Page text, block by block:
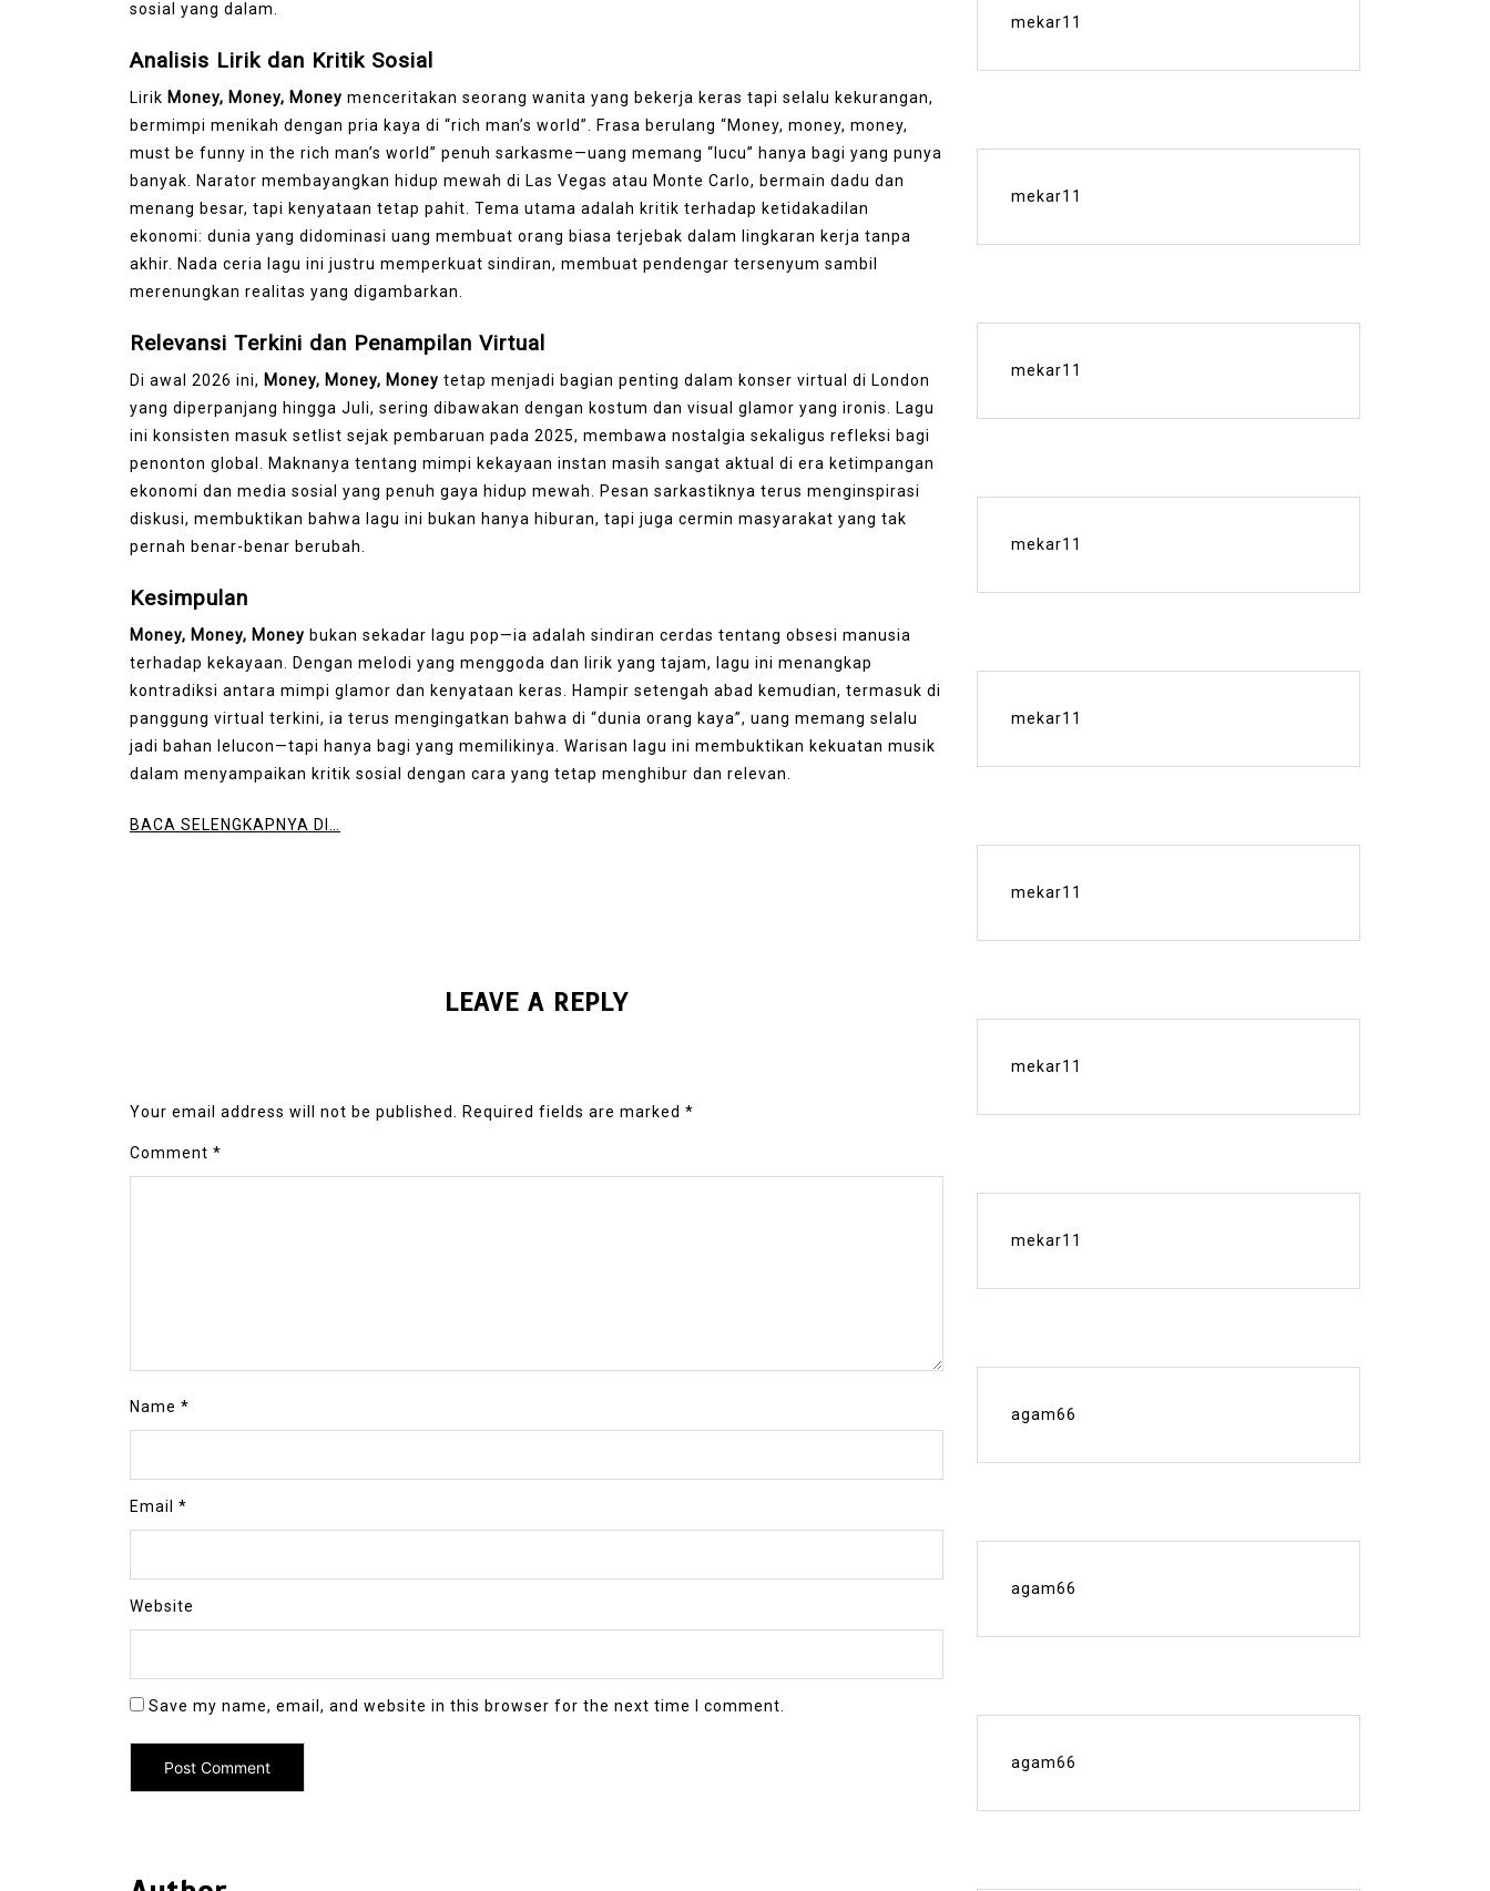
sosial yang dalam.
Analisis Lirik dan Kritik Sosial
Lirik Money, Money, Money menceritakan seorang wanita yang bekerja keras tapi selalu kekurangan,
bermimpi menikah dengan pria kaya di “rich man’s world”. Frasa berulang “Money, money, money,
must be funny in the rich man’s world” penuh sarkasme—uang memang “lucu” hanya bagi yang punya
banyak. Narator membayangkan hidup mewah di Las Vegas atau Monte Carlo, bermain dadu dan
menang besar, tapi kenyataan tetap pahit. Tema utama adalah kritik terhadap ketidakadilan
ekonomi: dunia yang didominasi uang membuat orang biasa terjebak dalam lingkaran kerja tanpa
akhir. Nada ceria lagu ini justru memperkuat sindiran, membuat pendengar tersenyum sambil
merenungkan realitas yang digambarkan.
Relevansi Terkini dan Penampilan Virtual
Di awal 2026 ini, Money, Money, Money tetap menjadi bagian penting dalam konser virtual di London
yang diperpanjang hingga Juli, sering dibawakan dengan kostum dan visual glamor yang ironis. Lagu
ini konsisten masuk setlist sejak pembaruan pada 2025, membawa nostalgia sekaligus refleksi bagi
penonton global. Maknanya tentang mimpi kekayaan instan masih sangat aktual di era ketimpangan
ekonomi dan media sosial yang penuh gaya hidup mewah. Pesan sarkastiknya terus menginspirasi
diskusi, membuktikan bahwa lagu ini bukan hanya hiburan, tapi juga cermin masyarakat yang tak
pernah benar-benar berubah.
Kesimpulan
Money, Money, Money bukan sekadar lagu pop—ia adalah sindiran cerdas tentang obsesi manusia
terhadap kekayaan. Dengan melodi yang menggoda dan lirik yang tajam, lagu ini menangkap
kontradiksi antara mimpi glamor dan kenyataan keras. Hampir setengah abad kemudian, termasuk di
panggung virtual terkini, ia terus mengingatkan bahwa di “dunia orang kaya”, uang memang selalu
jadi bahan lelucon—tapi hanya bagi yang memilikinya. Warisan lagu ini membuktikan kekuatan musik
dalam menyampaikan kritik sosial dengan cara yang tetap menghibur dan relevan.
BACA SELENGKAPNYA DI…
LEAVE A REPLY
Your email address will not be published. Required fields are marked *
Comment *
Name *
Email *
Website
Save my name, email, and website in this browser for the next time I comment.
mekar11
mekar11
mekar11
mekar11
mekar11
mekar11
mekar11
mekar11
agam66
agam66
agam66